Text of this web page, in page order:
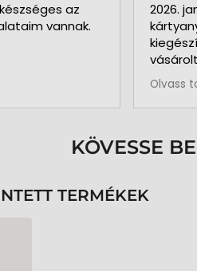
az
vannak.
2026.
az
és a
Olvass
KÖVESSE
TERMÉKEK